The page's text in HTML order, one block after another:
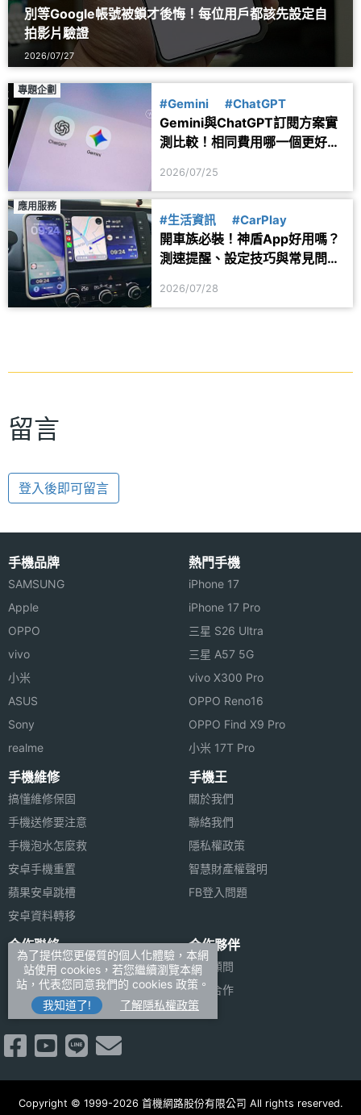
別等Google帳號被鎖才後悔！每位用戶都該先設定自
拍影片驗證
2026/07/27
專題企劃
#Gemini #ChatGPT
Gemini與ChatGPT訂閱方案實
測比較！相同費用哪一個更好
2026/07/25
應用服務
#生活資訊 #CarPlay
開車族必裝！神盾App好用嗎？
測速提醒、設定技巧與常見問題
2026/07/28
留言
登入後即可留言
手機品牌
SAMSUNG
Apple
OPPO
vivo
小米
ASUS
Sony
realme
熱門手機
iPhone 17
iPhone 17 Pro
三星 S26 Ultra
三星 A57 5G
vivo X300 Pro
OPPO Reno16
OPPO Find X9 Pro
小米 17T Pro
手機維修
搞懂維修保固
手機送修要注意
手機泡水怎麼救
安卓手機重置
蘋果安卓跳槽
安卓資料轉移
手機王
關於我們
聯絡我們
隱私權政策
智慧財產權聲明
FB登入問題
合作聯絡
廣告刊登
加入商店報價
新聞聯絡
合作夥伴
法律顧問
媒體合作
Copyright © 1999-2026 首機網路股份有限公司 All rights reserved.
為了提供您更優質的個人化體驗，本網
站使用 cookies，若您繼續瀏覽本網
站，代表您同意我們的 cookies 政策。
我知道了!
了解隱私權政策